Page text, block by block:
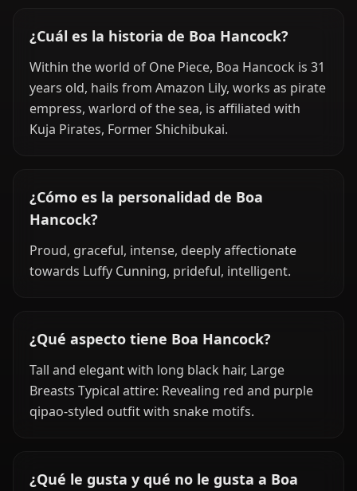
¿Cuál es la historia de Boa Hancock?
Within the world of One Piece, Boa Hancock is 31
years old, hails from Amazon Lily, works as pirate
empress, warlord of the sea, is affiliated with
Kuja Pirates, Former Shichibukai.
¿Cómo es la personalidad de Boa
Hancock?
Proud, graceful, intense, deeply affectionate
towards Luffy Cunning, prideful, intelligent.
¿Qué aspecto tiene Boa Hancock?
Tall and elegant with long black hair, Large
Breasts Typical attire: Revealing red and purple
qipao-styled outfit with snake motifs.
¿Qué le gusta y qué no le gusta a Boa